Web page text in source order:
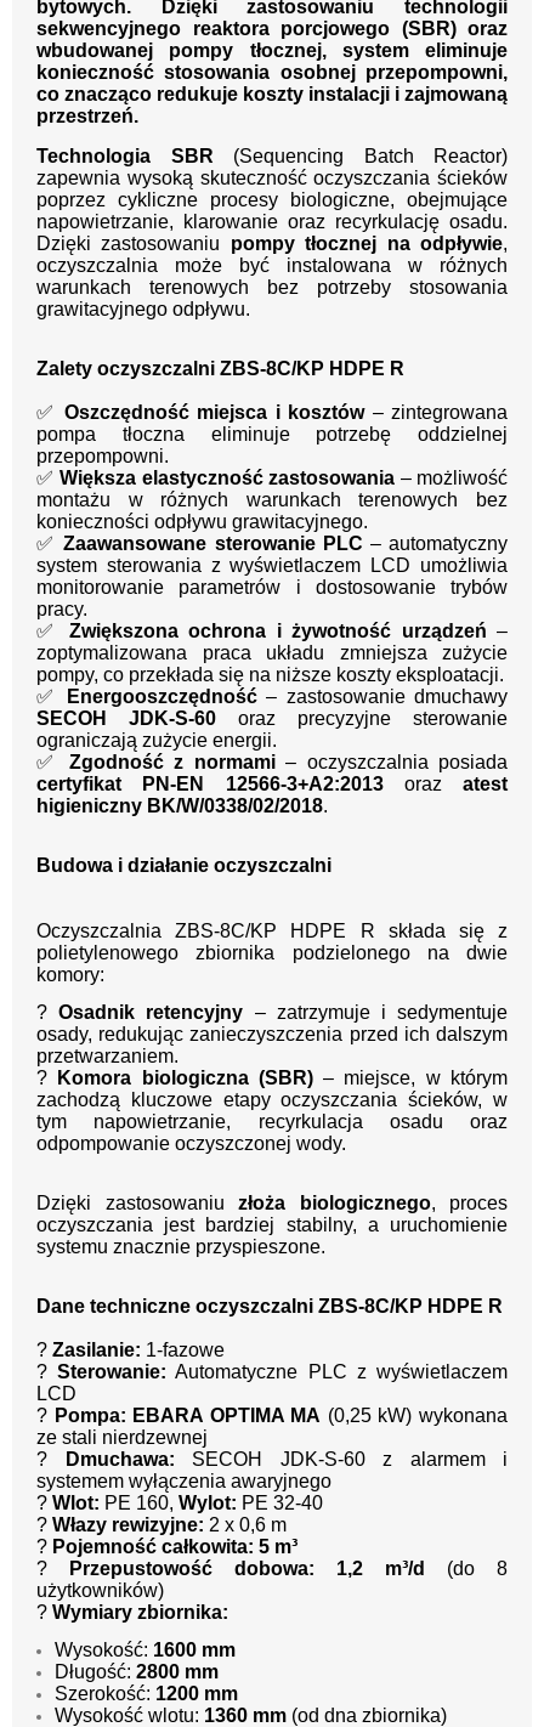
bytowych. Dzięki zastosowaniu technologii
sekwencyjnego reaktora porcjowego (SBR)oraz
wbudowanej pompy tłocznej, system eliminuje
konieczność stosowania osobnej przepompowni,
co znacząco redukuje koszty instalacji i zajmowaną
przestrzeń.
Technologia SBR (Sequencing Batch Reactor)
zapewnia wysoką skuteczność oczyszczania ścieków
poprzez cykliczne procesy biologiczne, obejmujące
napowietrzanie, klarowanie oraz recyrkulację osadu.
Dzięki zastosowaniu pompy tłocznej na odpływie,
oczyszczalnia może być instalowana w różnych
warunkach terenowych bez potrzeby stosowania
grawitacyjnego odpływu.
Zalety oczyszczalni ZBS-8C/KP HDPE R
✅ Oszczędność miejsca i kosztów– zintegrowana
pompa tłoczna eliminuje potrzebę oddzielnej
przepompowni.
✅ Większa elastyczność zastosowania – możliwość
montażu w różnych warunkach terenowych bez
konieczności odpływu grawitacyjnego.
✅Zaawansowane sterowanie PLC – automatyczny
system sterowania z wyświetlaczem LCD umożliwia
monitorowanie parametrów i dostosowanie trybów
pracy.
✅ Zwiększona ochrona i żywotność urządzeń –
zoptymalizowana praca układu zmniejsza zużycie
pompy, co przekłada się na niższe koszty eksploatacji.
✅
Energooszczędność– zastosowanie dmuchawy
SECOH JDK-S-60 oraz precyzyjne sterowanie
ograniczają zużycie energii.
✅ Zgodność z normami– oczyszczalnia posiada
certyfikat PN-EN 12566-3+A2:2013oraz atest
higieniczny BK/W/0338/02/2018.
Budowa i działanie oczyszczalni
Oczyszczalnia ZBS-8C/KP HDPE R składa się z
polietylenowego zbiornika podzielonego na dwie
komory:
?Osadnik retencyjny – zatrzymuje i sedymentuje
osady, redukując zanieczyszczenia przed ich dalszym
przetwarzaniem.
?
Komora biologiczna (SBR)– miejsce, w którym
zachodzą kluczowe etapy oczyszczania ścieków, w
tym napowietrzanie, recyrkulacja osadu oraz
odpompowanie oczyszczonej wody.
Dzięki zastosowaniu złoża biologicznego, proces
oczyszczania jest bardziej stabilny, a uruchomienie
systemu znacznie przyspieszone.
Dane techniczne oczyszczalni ZBS-8C/KP HDPE R
? Zasilanie: 1-fazowe
?Sterowanie: Automatyczne PLC z wyświetlaczem
LCD
? Pompa: EBARA OPTIMA MA (0,25 kW) wykonana
ze stali nierdzewnej
?
Dmuchawa: SECOH JDK-S-60 z alarmem i
systemem wyłączenia awaryjnego
? Wlot: PE 160, Wylot: PE 32-40
? Włazy rewizyjne: 2 x 0,6 m
? Pojemność całkowita: 5 m³
?
Przepustowość dobowa: 1,2 m³/d
(do 8
użytkowników)
? Wymiary zbiornika:
Wysokość: 1600 mm
Długość: 2800 mm
Szerokość: 1200 mm
Wysokość wlotu: 1360 mm (od dna zbiornika)